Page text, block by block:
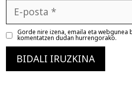
posta
Gorde nire izena, emaila eta webgunea
komentatzen dudan hurrengorako.